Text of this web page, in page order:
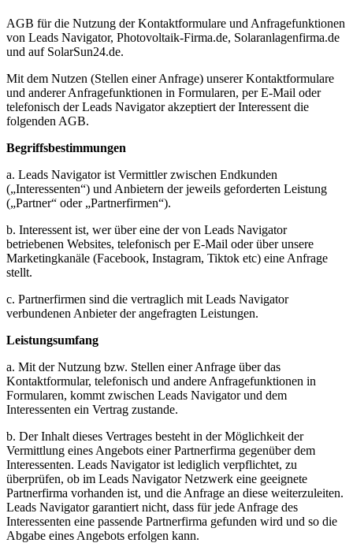
AGB für die Nutzung der Kontaktformulare und Anfragefunktionen
von Leads Navigator, Photovoltaik-Firma.de, Solaranlagenfirma.de
und auf SolarSun24.de.
Mit dem Nutzen (Stellen einer Anfrage) unserer Kontaktformulare
und anderer Anfragefunktionen in Formularen, per E-Mail oder
telefonisch der Leads Navigator akzeptiert der Interessent die
folgenden AGB.
Begriffsbestimmungen
a. Leads Navigator ist Vermittler zwischen Endkunden
(„Interessenten“) und Anbietern der jeweils geforderten Leistung
(„Partner“ oder „Partnerfirmen“).
b. Interessent ist, wer über eine der von Leads Navigator
betriebenen Websites, telefonisch per E-Mail oder über unsere
Marketingkanäle (Facebook, Instagram, Tiktok etc) eine Anfrage
stellt.
c. Partnerfirmen sind die vertraglich mit Leads Navigator
verbundenen Anbieter der angefragten Leistungen.
Leistungsumfang
a. Mit der Nutzung bzw. Stellen einer Anfrage über das
Kontaktformular, telefonisch und andere Anfragefunktionen in
Formularen, kommt zwischen Leads Navigator und dem
Interessenten ein Vertrag zustande.
b. Der Inhalt dieses Vertrages besteht in der Möglichkeit der
Vermittlung eines Angebots einer Partnerfirma gegenüber dem
Interessenten. Leads Navigator ist lediglich verpflichtet, zu
überprüfen, ob im Leads Navigator Netzwerk eine geeignete
Partnerfirma vorhanden ist, und die Anfrage an diese weiterzuleiten.
Leads Navigator garantiert nicht, dass für jede Anfrage des
Interessenten eine passende Partnerfirma gefunden wird und so die
Abgabe eines Angebots erfolgen kann.